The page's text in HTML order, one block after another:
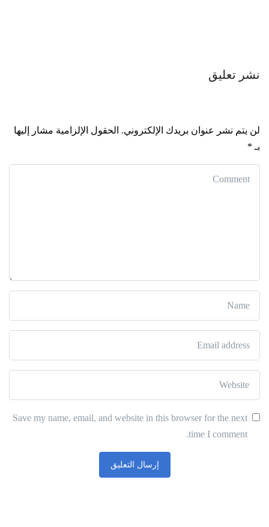
نشر تعليق
لن يتم نشر عنوان بريدك الإلكتروني. الحقول الإلزامية مشار إليها
بـ *
Save my name, email, and website in this browser for the next
time I comment.